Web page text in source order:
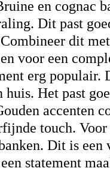
en cognac
Dit past
dit
voor een
erg populair.
huis. Het past
accenten
touch.
Dit is
statement